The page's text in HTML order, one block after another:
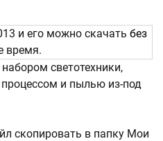
и его можно скачать без
время.
светотехники,
и пылью из-под
скопировать в папку Мои